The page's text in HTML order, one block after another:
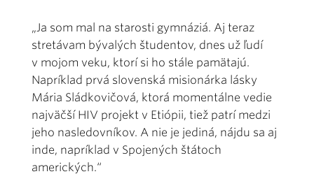
„Ja som mal na starosti gymnáziá. Aj teraz
stretávam bývalých študentov, dnes už ľudí
v mojom veku, ktorí si ho stále pamätajú.
Napríklad prvá slovenská misionárka lásky
Mária Sládkovičová, ktorá momentálne vedie
najväčší HIV projekt v Etiópii, tiež patrí medzi
jeho nasledovníkov. A nie je jediná, nájdu sa aj
inde, napríklad v Spojených štátoch
amerických.“